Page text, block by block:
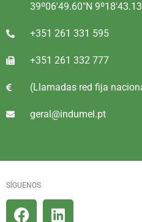
39º06'49.60"N
+351 261 331 595
+351 261 332 777
(Llamadas red fija
geral@indumel.pt
SÍGUENOS